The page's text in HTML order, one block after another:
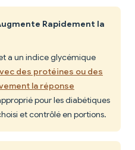
Rapidement la
a un indice glycémique
des protéines ou des
la réponse
pour les diabétiques
et contrôlé en portions.